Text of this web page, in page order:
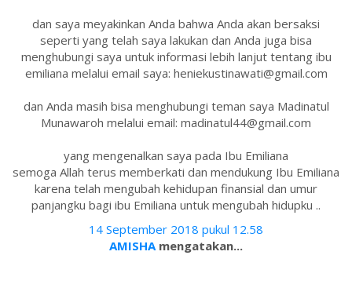
dan saya meyakinkan Anda bahwa Anda akan bersaksi
seperti yang telah saya lakukan dan Anda juga bisa
menghubungi saya untuk informasi lebih lanjut tentang ibu
emiliana melalui email saya: heniekustinawati@gmail.com
dan Anda masih bisa menghubungi teman saya Madinatul
Munawaroh melalui email: madinatul44@gmail.com
yang mengenalkan saya pada Ibu Emiliana
semoga Allah terus memberkati dan mendukung Ibu Emiliana
karena telah mengubah kehidupan finansial dan umur
panjangku bagi ibu Emiliana untuk mengubah hidupku ..
14 September 2018 pukul 12.58
AMISHAmengatakan...